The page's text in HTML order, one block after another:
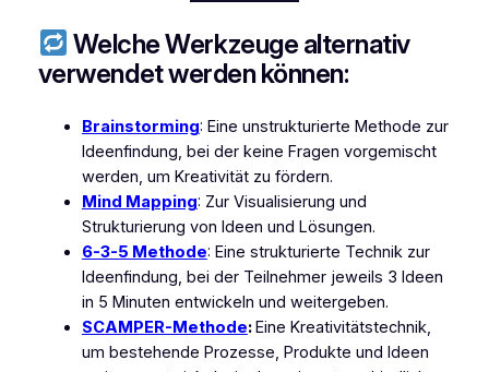
Welche Werkzeuge alternativ
verwendet werden können:
Brainstorming: Eine unstrukturierte Methode zur
Ideenfindung, bei der keine Fragen vorgemischt
werden, um Kreativität zu fördern.
Mind Mapping: Zur Visualisierung und
Strukturierung von Ideen und Lösungen.
6-3-5 Methode: Eine strukturierte Technik zur
Ideenfindung, bei der Teilnehmer jeweils 3 Ideen
in 5 Minuten entwickeln und weitergeben.
SCAMPER-Methode:Eine Kreativitätstechnik,
um bestehende Prozesse, Produkte und Ideen